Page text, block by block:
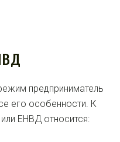
предприниматель
его особенности. К
ЕНВД относится: